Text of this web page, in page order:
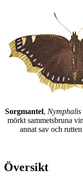
Sorgmantel,
mörkt sammetsbruna
annat sav och
Översikt